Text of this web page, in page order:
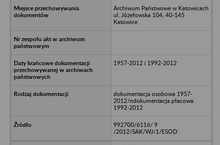
Archiwum Państwowe w Katowicach
ul. Józefowska 104, 40-145
Katowice
1957-2012 i 1992-2012
dokumentacja osobowa 1957-
2012/ndokumentacja płacowa
1992-2012
992700/6116/ 9
/2012/SAK/WJ/1/ESOD